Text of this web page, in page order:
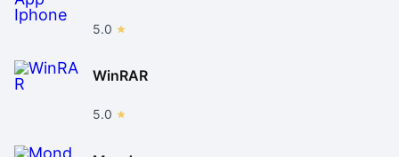
5.0
WinRAR
5.0